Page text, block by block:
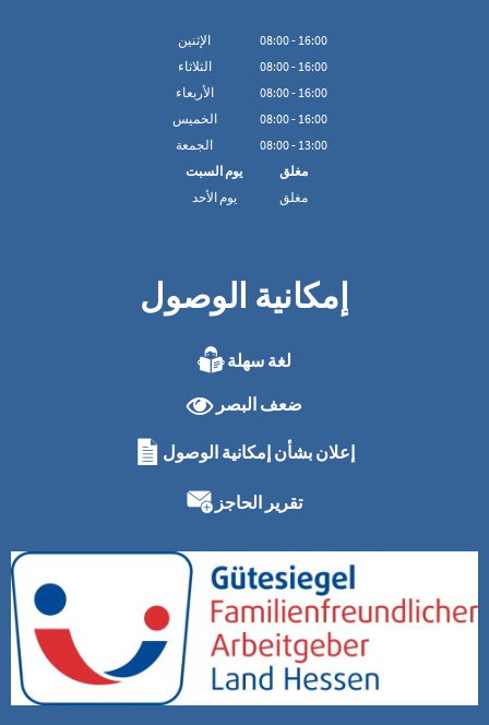
الإثنين 08:00- 16:00
الثلاثاء
08:00- 16:00
الأربعاء
08:00- 16:00
الخميس
08:00- 16:00
الجمعة
08:00- 13:00
يوم السبت
مغلق
يوم الأحد
مغلق
إمكانية الوصول
لغة سهلة
ضعف البصر
إعلان بشأن إمكانية الوصول
تقرير الحاجز